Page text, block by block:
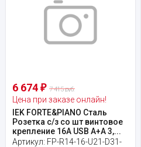
6 674 ₽ 7 415 руб.
Цена при заказе онлайн!
IEK FORTE&PIANO Сталь
Розетка с/з со шт винтовое
крепление 16А USB A+A 3,...
Артикул: FP-R14-16-U21-D31-